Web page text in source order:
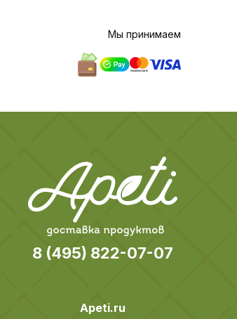
Мы принимаем
8 (495) 822-07-07
Apeti.ru